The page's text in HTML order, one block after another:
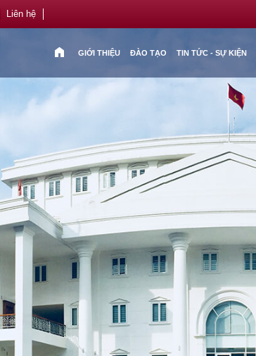
Liên hệ
home GIỚI THIỆU ĐÀO TẠO TIN TỨC - SỰ KIỆN